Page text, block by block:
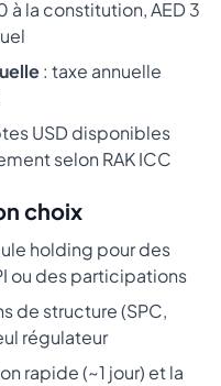
à la constitution, AED 3
: taxe annuelle
USD disponibles
selon RAK ICC
choix
holding pour des
ou des participations
de structure (SPC,
régulateur
rapide (~1 jour) et la